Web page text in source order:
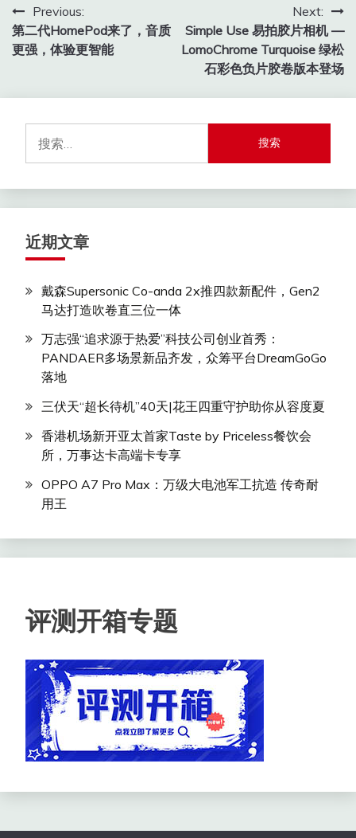
文
章
航
Previous:
第二代HomePod来了，音质
更强，体验更智能
Next:
Simple Use 易拍胶片相机 —
LomoChrome Turquoise 绿松
石彩色负片胶卷版本登场
索：
近期文章
戴森Supersonic Co-anda 2x推四款新配件，Gen2
马达打造吹卷直三位一体
万志强“追求源于热爱”科技公司创业首秀：
PANDAER多场景新品齐发，众筹平台DreamGoGo
落地
三伏天“超长待机”40天|花王四重守护助你从容度夏
香港机场新开亚太首家Taste by Priceless餐饮会
所，万事达卡高端卡专享
OPPO A7 Pro Max：万级大电池军工抗造 传奇耐
用王
评测开箱专题